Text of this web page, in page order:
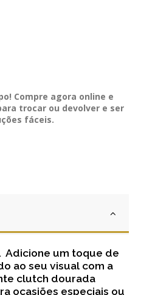
Compre agora online e
trocar ou devolver e ser
fáceis.
Adicione um toque de
ao seu visual com a
clutch dourada
ocasiões especiais ou